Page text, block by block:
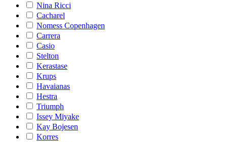
Nina Ricci
Cacharel
Nomess Copenhagen
Carrera
Casio
Stelton
Kerastase
Krups
Havaianas
Hestra
Triumph
Issey Miyake
Kay Bojesen
Korres